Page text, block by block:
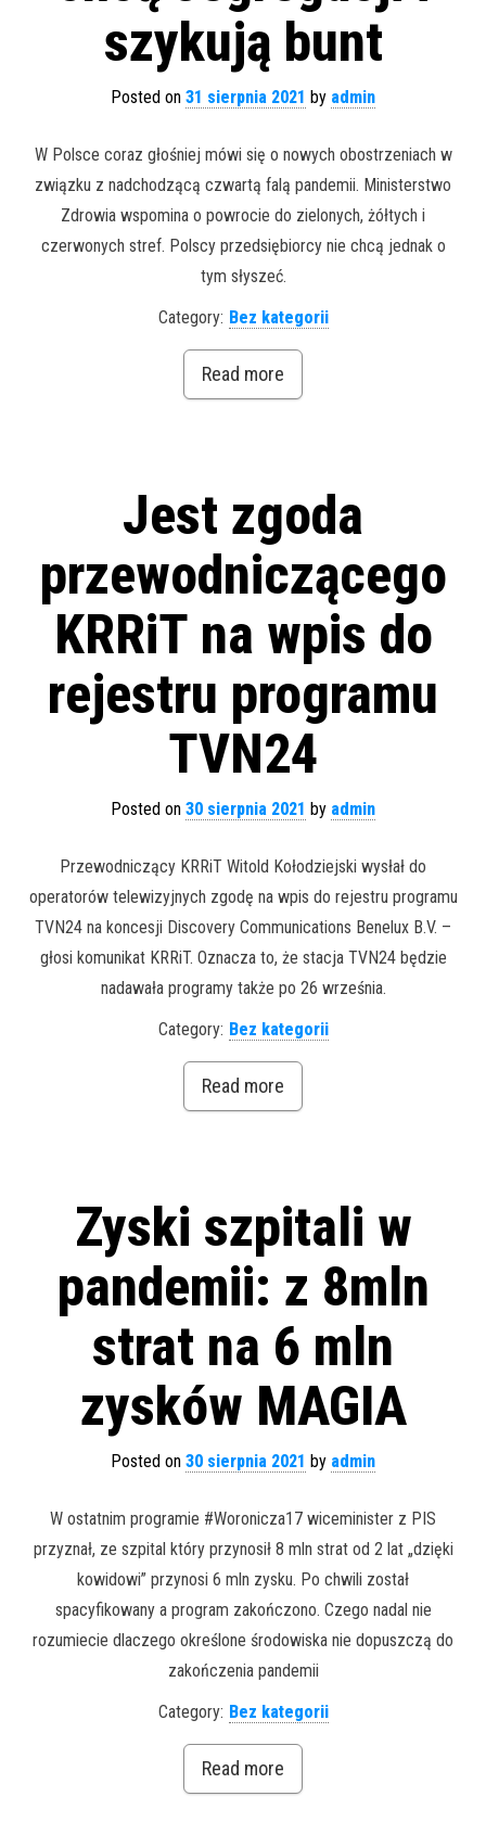
szykują bunt
Posted on 31 sierpnia 2021 by admin
W Polsce coraz głośniej mówi się o nowych obostrzeniach w
związku z nadchodzącą czwartą falą pandemii. Ministerstwo
Zdrowia wspomina o powrocie do zielonych, żółtych i
czerwonych stref. Polscy przedsiębiorcy nie chcą jednak o
tym słyszeć.
Category: Bez kategorii
Read more
Jest zgoda
przewodniczącego
KRRiT na wpis do
rejestru programu
TVN24
Posted on 30 sierpnia 2021 by admin
Przewodniczący KRRiT Witold Kołodziejski wysłał do
operatorów telewizyjnych zgodę na wpis do rejestru programu
TVN24 na koncesji Discovery Communications Benelux B.V. –
głosi komunikat KRRiT. Oznacza to, że stacja TVN24 będzie
nadawała programy także po 26 września.
Category: Bez kategorii
Read more
Zyski szpitali w
pandemii: z 8mln
strat na 6 mln
zysków MAGIA
Posted on 30 sierpnia 2021 by admin
W ostatnim programie #Woronicza17 wiceminister z PIS
przyznał, ze szpital który przynosił 8 mln strat od 2 lat „dzięki
kowidowi” przynosi 6 mln zysku. Po chwili został
spacyfikowany a program zakończono. Czego nadal nie
rozumiecie dlaczego określone środowiska nie dopuszczą do
zakończenia pandemii
Category: Bez kategorii
Read more